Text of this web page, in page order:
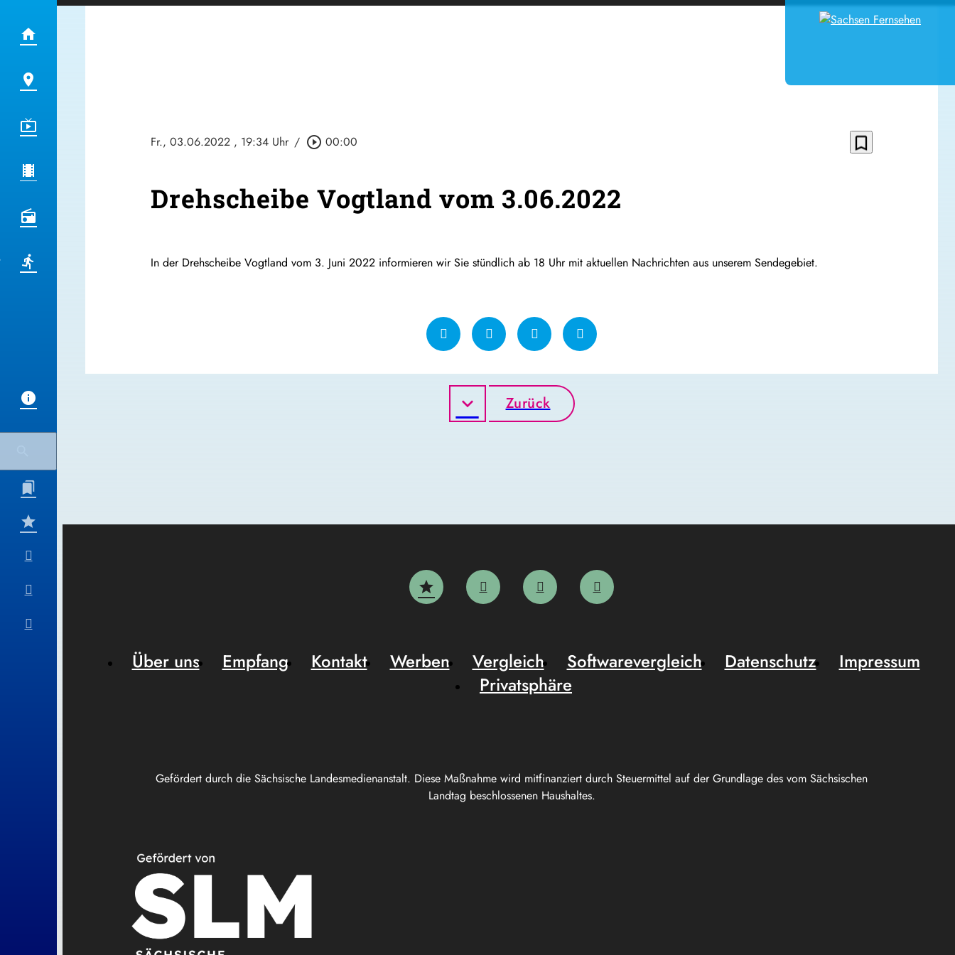
Fr., 03.06.2022 , 19:34 Uhr / play_circle_outline 00:00 bookmark_border
Drehscheibe Vogtland vom 3.06.2022
In der Drehscheibe Vogtland vom 3. Juni 2022 informieren wir Sie stündlich ab 18 Uhr mit aktuellen Nachrichten aus unserem Sendegebiet.
Zurück
Gefördert durch die Sächsische Landesmedienanstalt. Diese Maßnahme wird mitfinanziert durch Steuermittel auf der Grundlage des vom Sächsischen
Landtag beschlossenen Haushaltes.
Über uns Empfang Kontakt Werben Vergleich Softwarevergleich Datenschutz
Impressum
Privatsphäre